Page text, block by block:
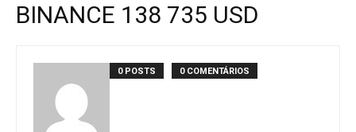
BINANCE 138 735 USD
0 POSTS 0 COMENTÁRIOS